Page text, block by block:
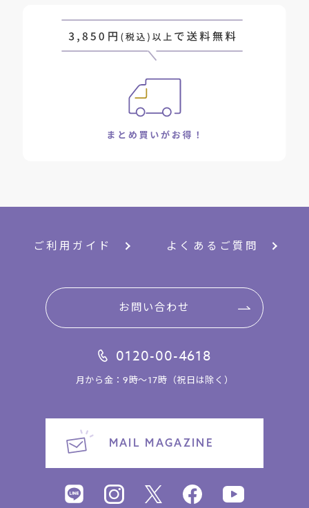
ご利用ガイド よくあるご質問
お問い合わせ
0120-00-4618
月から金：9時～17時（祝日は除く）
MAIL MAGAZINE